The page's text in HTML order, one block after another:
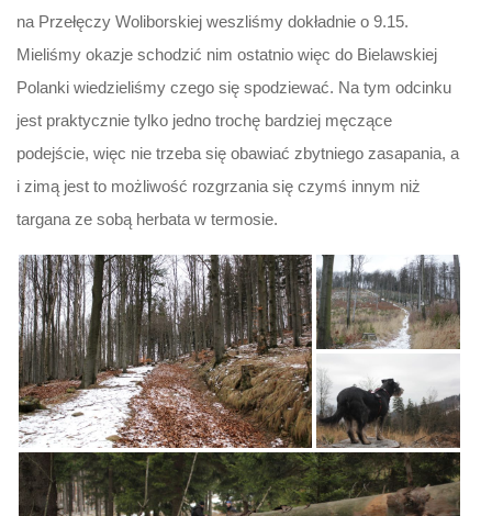
na Przełęczy Woliborskiej weszliśmy dokładnie o 9.15.
Mieliśmy okazje schodzić nim ostatnio więc do Bielawskiej
Polanki wiedzieliśmy czego się spodziewać. Na tym odcinku
jest praktycznie tylko jedno trochę bardziej męczące
podejście, więc nie trzeba się obawiać zbytniego zasapania, a
i zimą jest to możliwość rozgrzania się czymś innym niż
targana ze sobą herbata w termosie.